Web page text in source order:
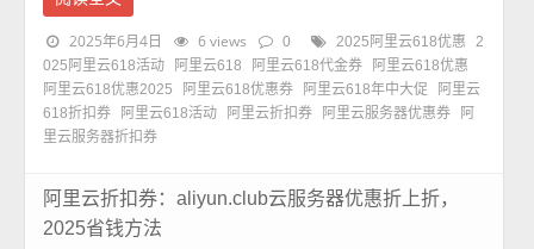
2025年6月4日 6 views 0 2025阿里云618优惠
2
025阿里云618活动
阿里云618 阿里云618代金券
阿里云618优惠
阿里云618优惠2025
阿里云618优惠券 阿里云618年中大促
阿里云
618折扣券
阿里云618活动 阿里云折扣券 阿里云服务器优惠券
阿
里云服务器折扣券
阿里云折扣券：aliyun.club云服务器优惠折上折，
2025省钱方法